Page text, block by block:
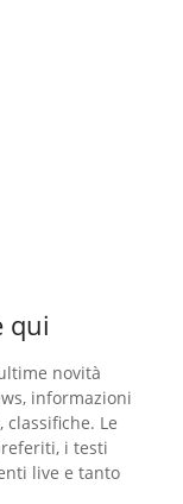
qui
novità
informazioni
Le
i testi
live e tanto